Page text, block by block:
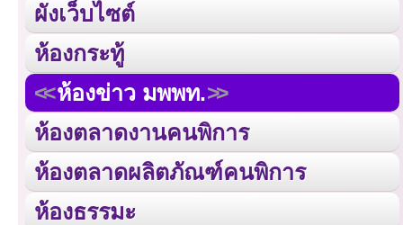
ผังเว็บไซต์
ห้องกระทู้
ห้องข่าว มพพท.
ห้องตลาดงานคนพิการ
ห้องตลาดผลิตภัณฑ์คนพิการ
ห้องธรรมะ